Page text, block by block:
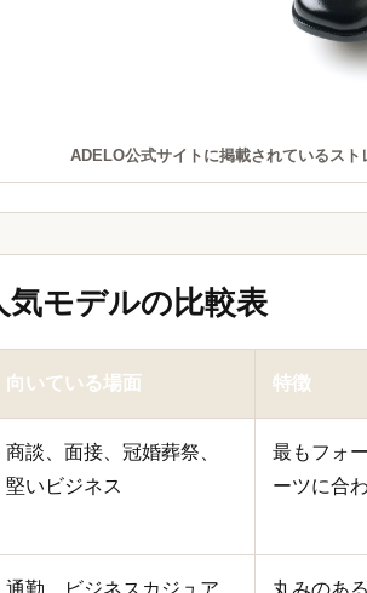
ADELO公式サイトに掲載されているス
気モデルの比較表
向いている場面 特徴
商談、面接、冠婚葬祭、
堅いビジネス
最もフォ
ーツに合
通勤、ビジネスカジュア 丸みのあ